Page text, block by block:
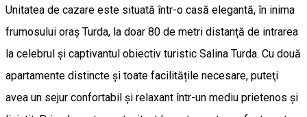
Unitatea de cazare este situată într-o casă elegantă, în inima
frumosului oraș Turda, la doar 80 de metri distanță de intrarea
la celebrul și captivantul obiectiv turistic Salina Turda. Cu două
apartamente distincte și toate facilitățile necesare, puteţi
avea un sejur confortabil și relaxant într-un mediu prietenos și